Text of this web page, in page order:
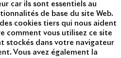
car ils sont essentiels au
de base du site Web.
cookies tiers qui nous aident
comment vous utilisez ce site
stockés dans votre navigateur
Vous avez également la